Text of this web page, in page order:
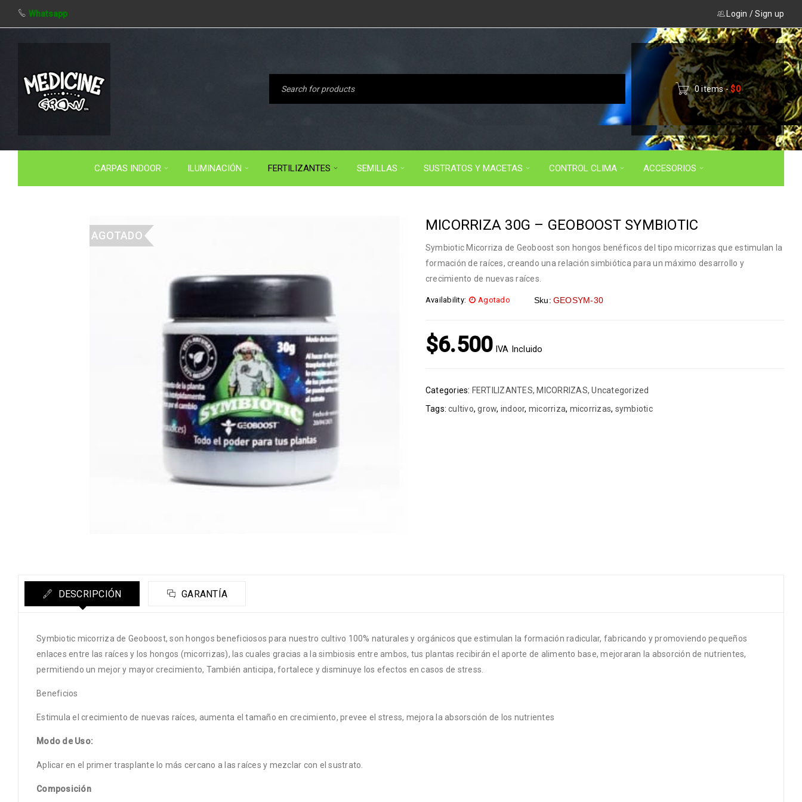
Whatsapp Login /Sign up
0 items - $0
CARPAS INDOOR ILUMINACIÓN FERTILIZANTES SEMILLAS SUSTRATOS Y MACETAS CONTROL CLIMA ACCESORIOS
AGOTADO
MICORRIZA 30G – GEOBOOST SYMBIOTIC
Symbiotic Micorriza de Geoboost son hongos benéficos del tipo micorrizas que estimulan la
formación de raíces, creando una relación simbiótica para un máximo desarrollo y
crecimiento de nuevas raíces.
Availability: Agotado Sku: GEOSYM-30
$6.500 IVA Incluido
Categories: FERTILIZANTES, MICORRIZAS,Uncategorized
Tags: cultivo,grow, indoor, micorriza, micorrizas, symbiotic
DESCRIPCIÓN GARANTÍA
Symbiotic micorriza de Geoboost, son hongos beneficiosos para nuestro cultivo 100% naturales y orgánicos que estimulan la formación radicular, fabricando y promoviendo pequeños
enlaces entre las raíces y los hongos (micorrizas), las cuales gracias a la simbiosis entre ambos, tus plantas recibirán el aporte de alimento base, mejoraran la absorción de nutrientes,
permitiendo un mejor y mayor crecimiento, También anticipa, fortalece y disminuye los efectos en casos de stress.
Beneficios
Estimula el crecimiento de nuevas raíces, aumenta el tamaño en crecimiento, prevee el stress, mejora la absorsción de los nutrientes
Modo de Uso:
Aplicar en el primer trasplante lo más cercano a las raíces y mezclar con el sustrato.
Composición